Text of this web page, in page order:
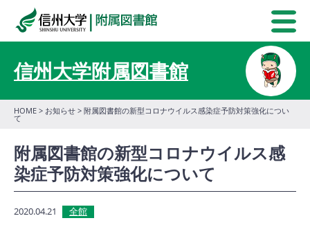
信州大学附属図書館
HOME > お知らせ > 附属図書館の新型コロナウイルス感染症予防対策強化につい
て
附属図書館の新型コロナウイルス感
染症予防対策強化について
2020.04.21 全館